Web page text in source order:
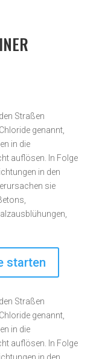
Straßen
genannt,
in die
auflösen. In Folge
in den
sie
starten
Straßen
genannt,
in die
auflösen. In Folge